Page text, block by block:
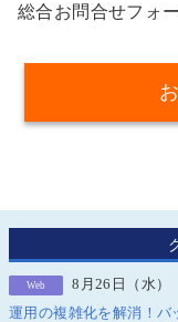
総合お問合せフォー
Web
8月26日（水）
運用の複雑化を解消！